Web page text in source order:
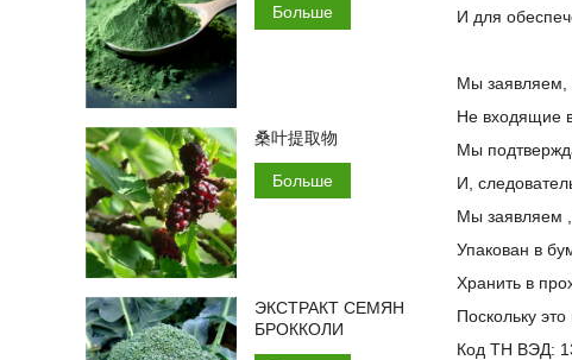
И для
Мы заявляем,
Не входящие
Мы
И,
Мы заявляем ,
Упакован в
Хранить в
Поскольку
Код ТН ВЭД:
Больше
桑叶提取物
Больше
ЭКСТРАКТ СЕМЯН
БРОККОЛИ